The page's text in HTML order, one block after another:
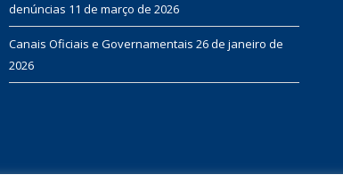
denúncias 11 de março de 2026
Canais Oficiais e Governamentais 26 de janeiro de
2026